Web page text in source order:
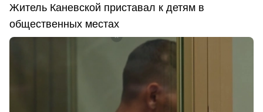
Житель Каневской приставал к детям в
общественных местах